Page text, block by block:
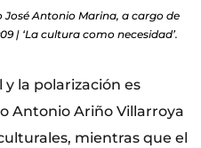
Antonio Marina, a cargo de
| ‘La cultura como necesidad’.
la polarización es
Antonio Ariño Villarroya
mientras que el